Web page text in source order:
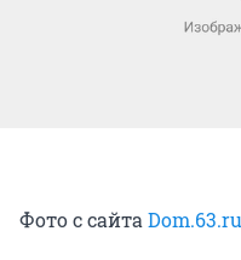
Фото с сайта Dom.63.ru